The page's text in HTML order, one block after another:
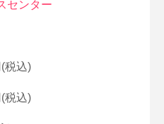
センター
税込)
税込)